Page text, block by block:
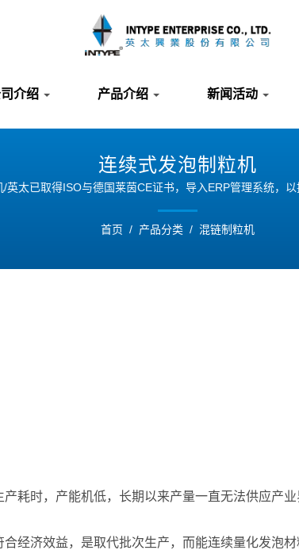
介绍 产品介绍 新闻活动
连续式发泡制粒机
英太已取得ISO与德国莱茵CE证书，导入ERP管理系统，以
首页 / 产品分类 / 混链制粒机
耗时，产能机低，长期以来产量一直无法供应产
经济效益，是取代批次生产，而能连续量化发泡材